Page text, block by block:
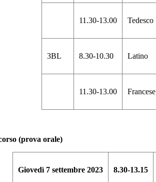
11.30-13.00 Tedesco
3BL 8.30-10.30 Latino
11.30-13.00 Francese
(prova orale)
Giovedì 7 settembre 2023 8.30-13.15